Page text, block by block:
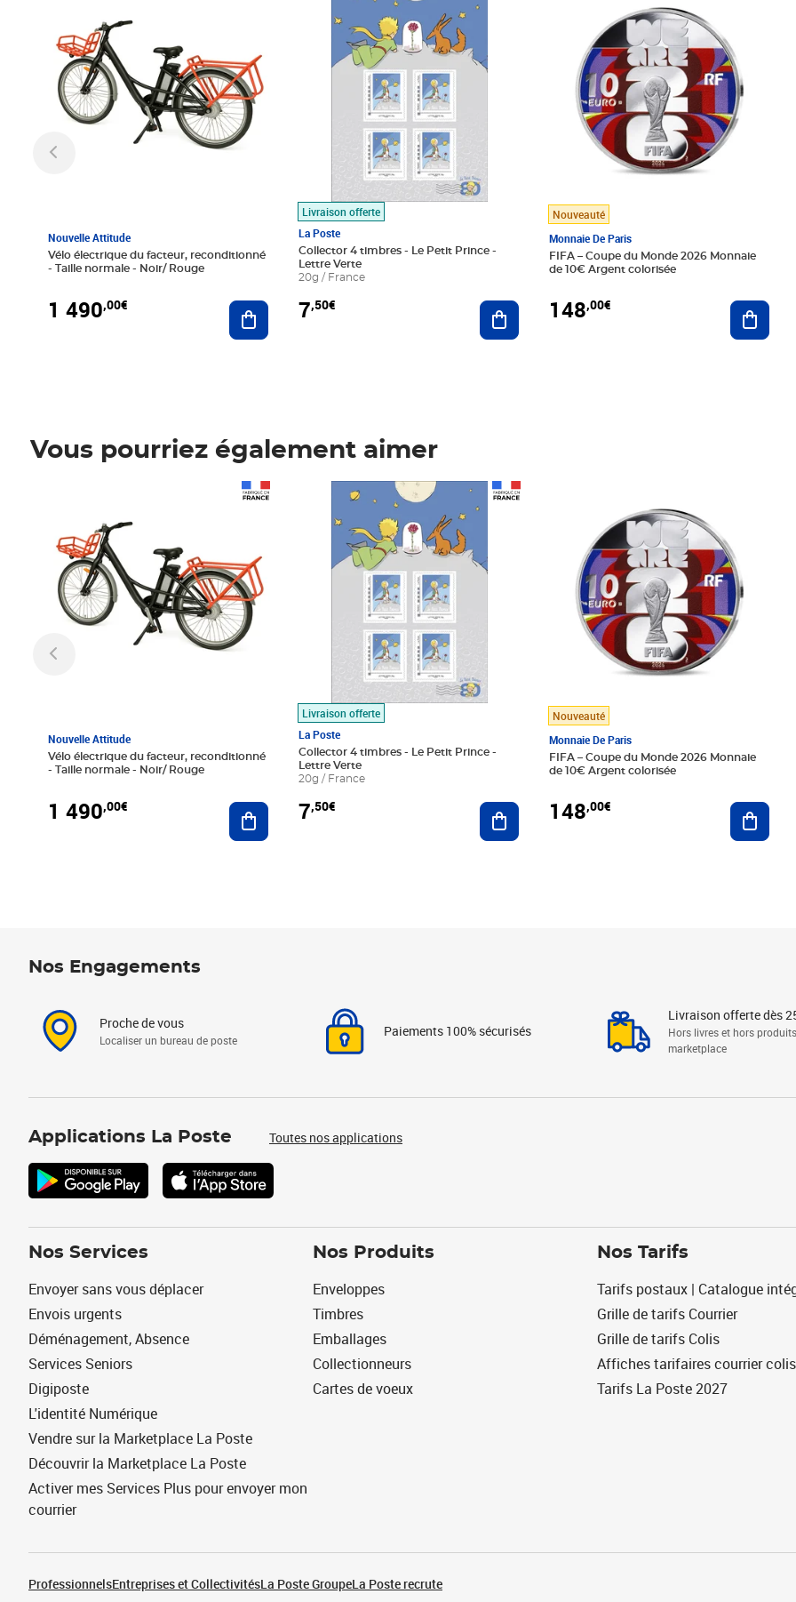
Nouvelle Attitude
Vélo électrique du facteur, reconditionné
- Taille normale - Noir/ Rouge
1 490,00€ Ajouter au panier
Livraison offerte
La Poste
Collector 4 timbres - Le Petit Prince -
Lettre Verte
20g / France
7,50€ Ajouter au panier
Nouveauté
Monnaie De Paris
FIFA – Coupe du Monde 2026 Monnaie
de 10€ Argent colorisée
148,00€
Vous pourriez également aimer
Nouvelle Attitude
Vélo électrique du facteur, reconditionné
- Taille normale - Noir/ Rouge
1 490,00€ Ajouter au panier
Livraison offerte
La Poste
Collector 4 timbres - Le Petit Prince -
Lettre Verte
20g / France
7,50€
Prix 7,50€
Ajouter au panier
Nouveauté
Monnaie De Paris
FIFA – Coupe du Monde 2026 Monnaie
de 10€ Argent colorisée
148,00€
Nos Engagements
Proche de vous
Localiser un bureau de poste
Paiements 100% sécurisés
Livraison offerte dès
Hors livres et hors produits
marketplace
Applications La Poste Toutes nos applications
Nos Services
Envoyer sans vous déplacer
Envois urgents
Déménagement, Absence
Services Seniors
Digiposte
L'identité Numérique
Vendre sur la Marketplace La Poste
Découvrir la Marketplace La Poste
Activer mes Services Plus pour envoyer mon
courrier
Nos Produits
Enveloppes
Timbres
Emballages
Collectionneurs
Cartes de voeux
Nos Tarifs
Tarifs postaux | Catalogue
Grille de tarifs Courrier
Grille de tarifs Colis
Affiches tarifaires courrier colis
Tarifs La Poste 2027
ProfessionnelsEntreprises et CollectivitésLa Poste GroupeLa Poste recrute